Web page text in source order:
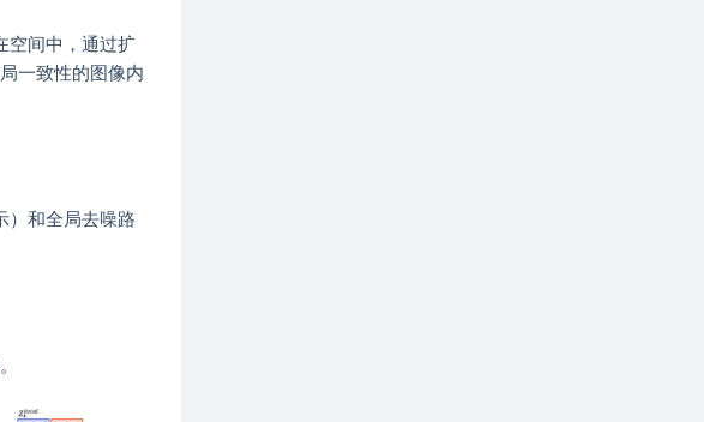
空间中，通过扩
一致性的图像内
）和全局去噪路